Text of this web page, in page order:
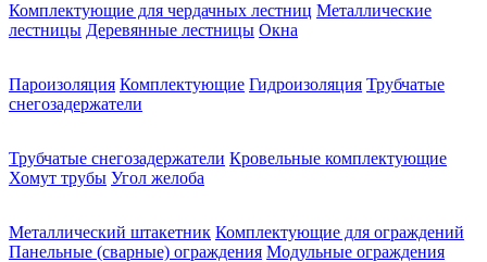
Комплектующие для чердачных лестниц Металлические
лестницы Деревянные лестницы Окна
Пароизоляция Комплектующие Гидроизоляция Трубчатые
снегозадержатели
Трубчатые снегозадержатели Кровельные комплектующие
Хомут трубы Угол желоба
Металлический штакетник Комплектующие для ограждений
Панельные (сварные) ограждения Модульные ограждения